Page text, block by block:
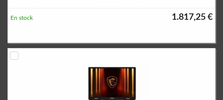
1.817,25 €
En stock